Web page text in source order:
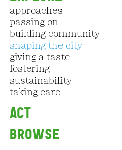
approaches
passing on
building community
shaping the city
giving a taste
fostering
sustainability
taking care
ACT
BROWSE